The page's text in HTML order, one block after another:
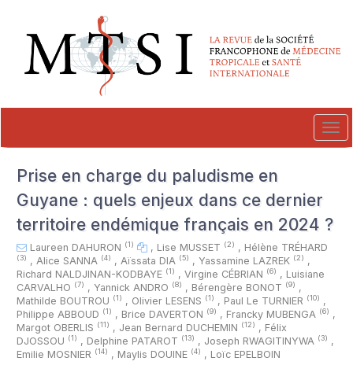
##plugins.themes.novelty.accessible_menu.main_navigation##
##plugins.themes.novelty.accessible_menu.main_content##
##plugins.themes.novelty.accessible_menu.sidebar##
Prise en charge du paludisme en
Guyane : quels enjeux dans ce dernier
territoire endémique français en 2024 ?
Laureen DAHURON (1) , Lise MUSSET (2) , Hélène TRÉHARD
(3) , Alice SANNA (4) , Aïssata DIA (5) , Yassamine LAZREK (2) ,
Richard NALDJINAN-KODBAYE (1) , Virgine CÉBRIAN (6) , Luisiane
CARVALHO (7) , Yannick ANDRO (8) , Bérengère BONOT (9) ,
Mathilde BOUTROU (1) , Olivier LESENS (1) , Paul Le TURNIER (10) ,
Philippe ABBOUD (1) , Brice DAVERTON (9) , Francky MUBENGA (6) ,
Margot OBERLIS (11) , Jean Bernard DUCHEMIN (12) , Félix
DJOSSOU (1) , Delphine PATAROT (13) , Joseph RWAGITINYWA (3) ,
Emilie MOSNIER (14) , Maylis DOUINE (4) , Loïc EPELBOIN